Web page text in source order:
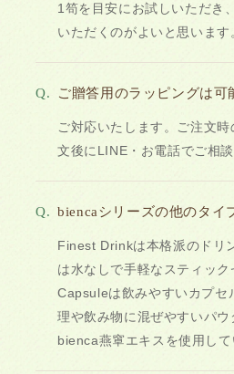
1笱を目安にお試しいただき
いただくのがよいと思います
Q. ご贈答用のラッピングは可
ご対応いたします。ご注文
文後にLINE・お電話でご相談
Q. biencaシリーズの他のタイ
Finest Drinkは本格派のドリ
は水なしで手軽なスティッ
Capsuleは飲みやすいカプセ
理や飲み物に混ぜやすいパ
bienca燕窧エキスを使用して